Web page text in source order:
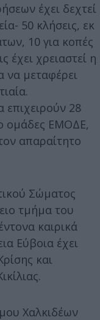
έχει δεχτεί
50 κλήσεις, εκ
10 για κοπές
έχει χρειαστεί η
να μεταφέρει
επιχειρούν 28
ομάδες ΕΜΟΔΕ,
απαραίτητο
Σώματος
τμήμα του
καιρικά
Εύβοια έχει
και
Χαλκιδέων